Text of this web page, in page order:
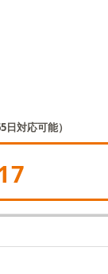
日対応可能）